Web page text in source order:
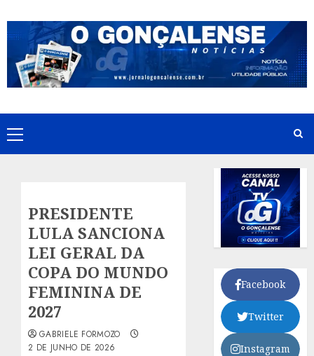
to
content
Primary
Menu
PRESIDENTE
LULA SANCIONA
LEI GERAL DA
COPA DO MUNDO
FEMININA DE
2027
GABRIELE FORMOZO
2 DE JUNHO DE 2026
Facebook
Twitter
Instagram